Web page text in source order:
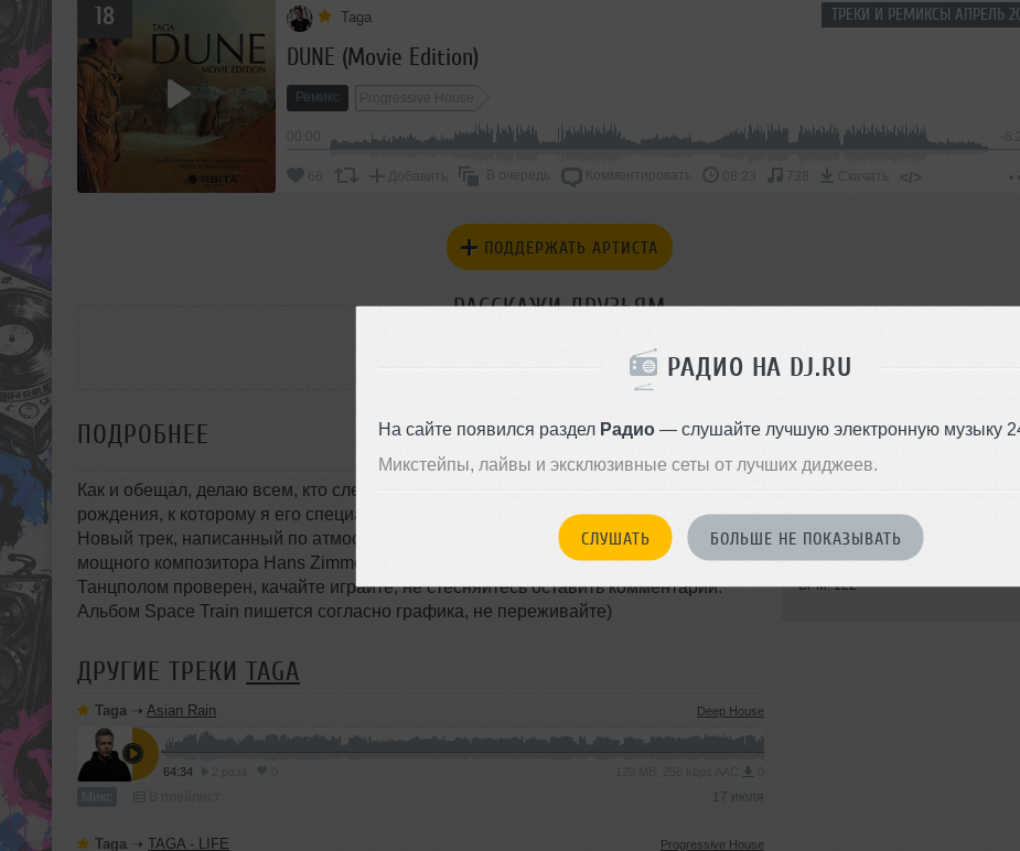
РАДИО НА DJ.RU
На сайте появился раздел Радио— слушайте лучшую электронную музыку
Микстейпы, лайвы и эксклюзивные сеты от лучших диджеев.
СЛУШАТЬ БОЛЬШЕ НЕ ПОКАЗЫВАТЬ
ТРЕКИ И РЕМИКСЫ АПРЕЛЬ
18 Taga
DUNE (Movie Edition)
Ремикс Progressive House
-
66 Добавить В очередь Комментировать 08:23 738 Скачать </>
ПОДДЕРЖАТЬ АРТИСТА
РАССКАЖИ ДРУЗЬЯМ
ПОДРОБНЕЕ
Как и обещал, делаю всем, кто следит за моим творчеством подарок на свой день
рождения, к которому я его специально готовил.
Новый трек, написанный по атмосфере фильма DUNE, и его саундтрека от очень
мощного композитора Hans Zimmer.
Танцполом проверен, качайте играйте, не стесняйтесь оставить комментарий.
Альбом Space Train пишется согласно графика, не переживайте)
ДРУГИЕ ТРЕКИ TAGA
Taga ➝ Asian Rain Deep House
64:34
Микс 17 июля
Taga ➝ TAGA - LIFE Progressive House
Записан: 23 апреля 2022
Добавлен: 25 апреля 2022, 13:15
BPM: 122